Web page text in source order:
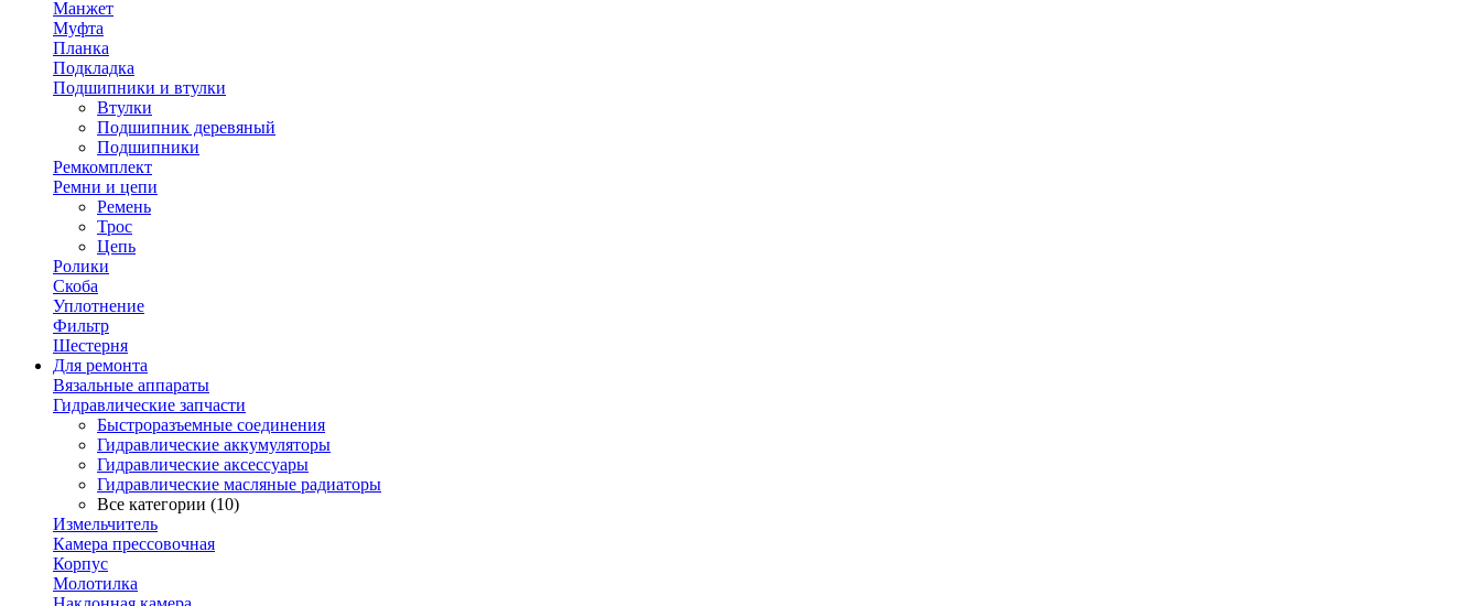
Манжет
Муфта
Планка
Подкладка
Подшипники и втулки
Втулки
Подшипник деревяный
Подшипники
Ремкомплект
Ремни и цепи
Ремень
Трос
Цепь
Ролики
Скоба
Уплотнение
Фильтр
Шестерня
Для ремонта
Вязальные аппараты
Гидравлические запчасти
Быстроразъемные соединения
Гидравлические аккумуляторы
Гидравлические аксессуары
Гидравлические масляные радиаторы
Все категории (10)
Измельчитель
Камера прессовочная
Корпус
Молотилка